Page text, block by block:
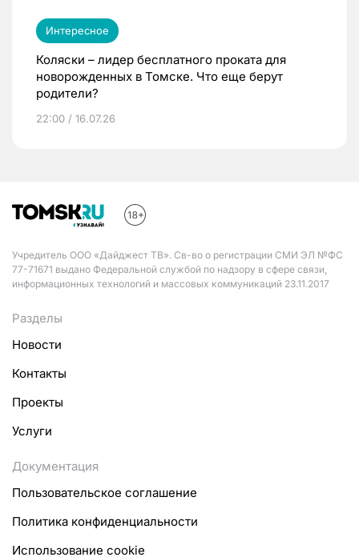
Интересное
Коляски – лидер бесплатного проката для
новорожденных в Томске. Что еще берут
родители?
22:00 / 16.07.26
Учредитель ООО «Дайджест ТВ». Св-во о регистрации СМИ ЭЛ №ФС
77-71671 выдано Федеральной службой по надзору в сфере связи,
информационных технологий и массовых коммуникаций 23.11.2017
Разделы
Новости
Контакты
Проекты
Услуги
Документация
Пользовательское соглашение
Политика конфиденциальности
Использование cookie